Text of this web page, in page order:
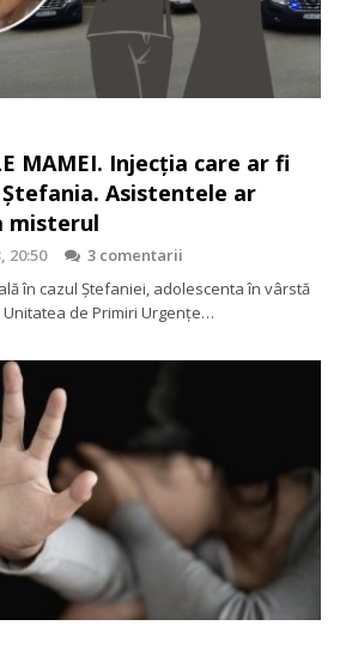
MAMEI. Injecţia care ar fi
Asistentele ar
misterul
20:50
3 comentarii
în cazul Ștefaniei, adolescenta în vârstă
Unitatea de Primiri Urgențe…